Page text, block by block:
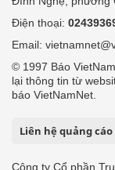
Điện thoại:
Email:
© 1997 Báo
lại thông tin từ
báo VietNamNet.
Liên hệ quảng cáo
Công ty Cổ phần